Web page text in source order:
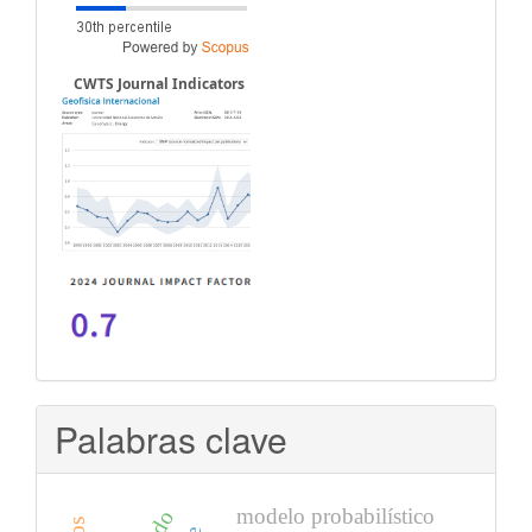
CWTS Journal Indicators
Palabras clave
modelo probabilístico